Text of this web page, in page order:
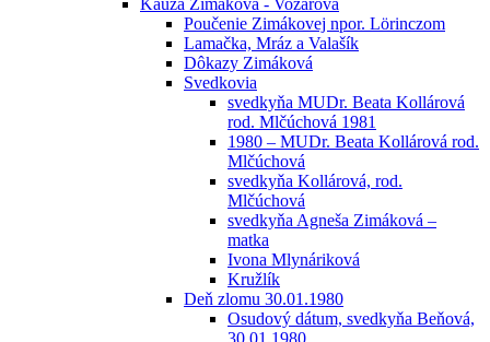
Poučenie Zimákovej npor. Lörinczom
Lamačka, Mráz a Valašík
Dôkazy Zimáková
Svedkovia
svedkyňa MUDr. Beata Kollárová
rod. Mlčúchová 1981
1980 – MUDr. Beata Kollárová rod.
Mlčúchová
svedkyňa Kollárová, rod.
Mlčúchová
svedkyňa Agneša Zimáková –
matka
Ivona Mlynáriková
Kružlík
Deň zlomu 30.01.1980
Osudový dátum, svedkyňa Beňová,
30.01.1980